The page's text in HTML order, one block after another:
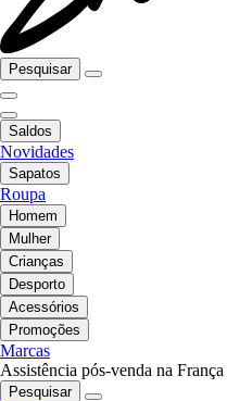
Pesquisar
Saldos
Novidades
Sapatos
Roupa
Homem
Mulher
Crianças
Desporto
Acessórios
Promoções
Marcas
Assistência pós-venda na França
Pesquisar